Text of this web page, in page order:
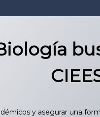
y asegurar una